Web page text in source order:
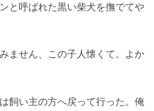
と呼ばれた黒い柴犬を撫でてや
ません、この子人懐くて。よか
飼い主の方へ戻って行った。俺